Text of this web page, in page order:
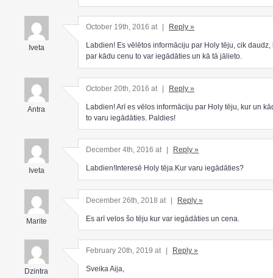
Iveta
October 19th, 2016 at Reply »
Labdien! Es vēlētos informāciju par Holy tēju, cik daudz,
par kādu cenu to var iegādāties un kā tā jālieto.
Antra
October 20th, 2016 at | Reply »
Labdien! Arī es vēlos informāciju par Holy tēju, kur un
to varu iegādāties. Paldies!
Iveta
December 4th, 2016 at Reply »
Labdien!Interesē Holy tēja.Kur varu iegādāties?
Marite
December 26th, 2018 at | Reply »
Es arī velos šo tēju kur var iegādāties un cena.
Dzintra
February 20th, 2019 at Reply »
Sveika Aija,